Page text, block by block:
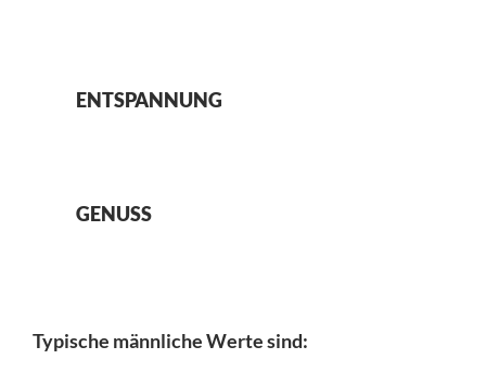
ENTSPANNUNG
GENUSS
Typische männliche Werte sind: